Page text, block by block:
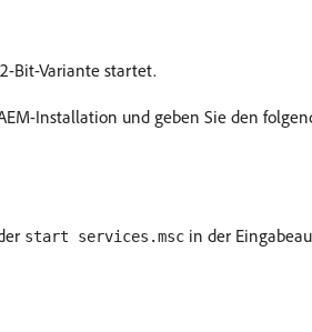
Bit-Variante startet.
Installation und geben Sie den
start services.msc in der